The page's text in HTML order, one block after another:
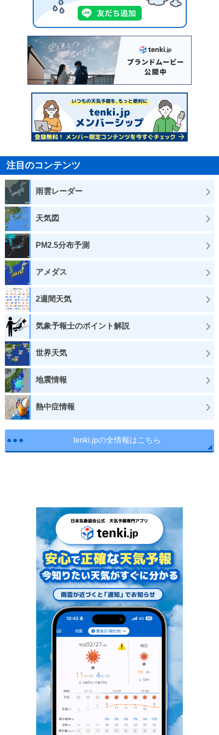
注目のコンテンツ
雨雲レーダー
天気図
PM2.5分布予測
アメダス
2週間天気
気象予報士のポイント解説
世界天気
地震情報
熱中症情報
tenki.jpの全情報はこちら